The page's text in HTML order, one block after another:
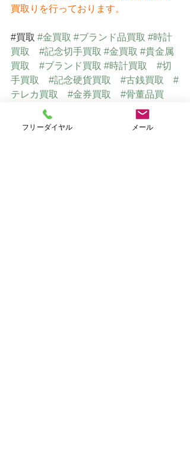
買取りを行っております。
#買取 #金買取 #ブランド品買取 #時計
買取
#記念切手買取 #金買取 #貴金属
買取
#ブランド買取 #時計買取
#切
手買取
#記念硬貨買取 #古銭買取
#
テレカ買取
#金券買取
#骨董品買
#美術品買取
フリーダイヤル メール